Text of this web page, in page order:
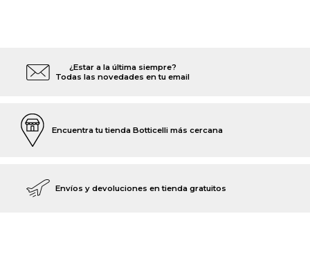
¿Estar a la última siempre?
Todas las novedades en tu email
Encuentra tu tienda Botticelli más cercana
Envíos y devoluciones en tienda gratuitos